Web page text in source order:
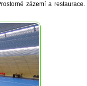
zázemí a restaurace.